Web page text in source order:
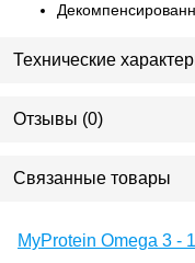
Технические
Отзывы (0)
Связанные товары
MyProtein Omega 3 -